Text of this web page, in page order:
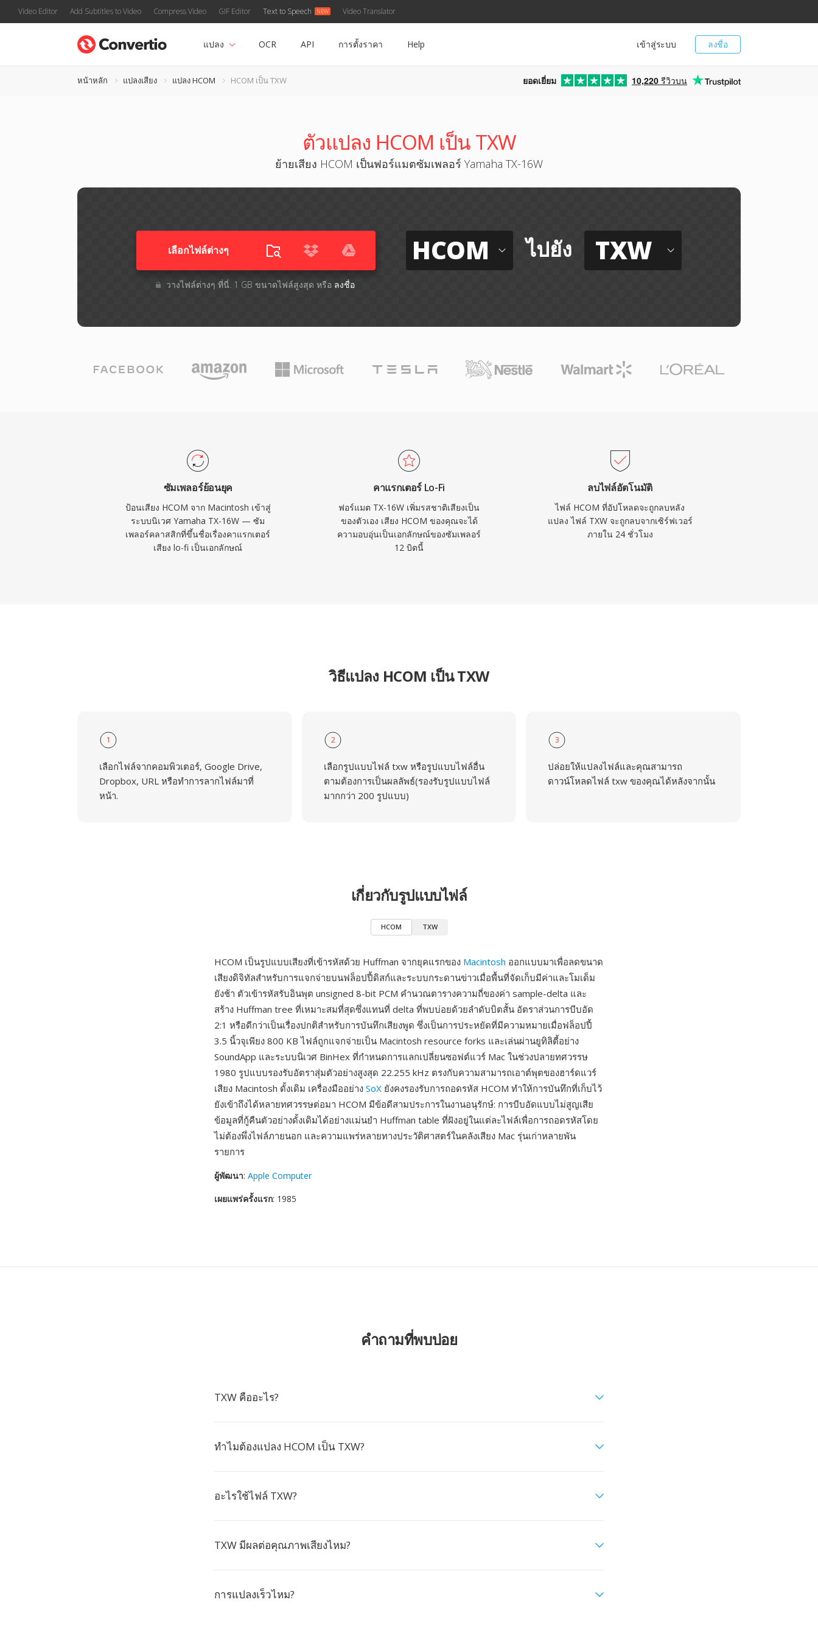
Video Editor Add Subtitles to Video Compress Video GIF Editor Text to Speech Video Translator
ลงชื่อ
เข้าสู่ระบบ
แปลง OCR API การตั้งราคา Help
หน้าหลัก แปลงเสียง แปลง HCOM HCOM เป็น TXW ยอดเยี่ยม 10,220 รีวิวบน
ตัวแปลง HCOM เป็น TXW
ย้ายเสียง HCOM เป็นฟอร์แมตซัมเพลอร์ Yamaha TX-16W
เลือกไฟล์ต่างๆ​
วางไฟล์ต่างๆ​ ที่นี่. 1 GB ขนาดไฟล์สูงสุด หรือ ลงชื่อ
HCOM ไปยัง TXW
ซัมเพลอร์ย้อนยุค
ป้อนเสียง HCOM จาก Macintosh เข้าสู่
ระบบนิเวศ Yamaha TX-16W — ซัม
เพลอร์คลาสสิกที่ขึ้นชื่อเรื่องคาแรกเตอร์
เสียง lo-fi เป็นเอกลักษณ์
คาแรกเตอร์ Lo-Fi
ฟอร์แมต TX-16W เพิ่มรสชาติเสียงเป็น
ของตัวเอง เสียง HCOM ของคุณจะได้
ความอบอุ่นเป็นเอกลักษณ์ของซัมเพลอร์
12 บิตนี้
ลบไฟล์อัตโนมัติ
ไฟล์ HCOM ที่อัปโหลดจะถูกลบหลัง
แปลง ไฟล์ TXW จะถูกลบจากเซิร์ฟเวอร์
ภายใน 24 ชั่วโมง
วิธีแปลง HCOM เป็น TXW
1
เลือกไฟล์จากคอมพิวเตอร์, Google Drive,
Dropbox, URL หรือทำการลากไฟล์มาที่
หน้า.
2
เลือกรูปแบบไฟล์ txw หรือรูปแบบไฟล์อื่น
ตามต้องการเป็นผลลัพธ์(รองรับรูปแบบไฟล์
มากกว่า 200 รูปแบบ)
3
ปล่อยให้แปลงไฟล์และคุณสามารถ
ดาวน์โหลดไฟล์ txw ของคุณได้หลังจากนั้น
เกี่ยวกับรูปแบบไฟล์
HCOM TXW
HCOM เป็นรูปแบบเสียงที่เข้ารหัสด้วย Huffman จากยุคแรกของ Macintosh ออกแบบมาเพื่อลดขนาด
เสียงดิจิทัลสำหรับการแจกจ่ายบนฟล็อปปี้ดิสก์และระบบกระดานข่าวเมื่อพื้นที่จัดเก็บมีค่าและโมเด็ม
ยังช้า ตัวเข้ารหัสรับอินพุต unsigned 8-bit PCM คำนวณตารางความถี่ของค่า sample-delta และ
สร้าง Huffman tree ที่เหมาะสมที่สุดซึ่งแทนที่ delta ที่พบบ่อยด้วยลำดับบิตสั้น อัตราส่วนการบีบอัด
2:1 หรือดีกว่าเป็นเรื่องปกติสำหรับการบันทึกเสียงพูด ซึ่งเป็นการประหยัดที่มีความหมายเมื่อฟล็อปปี้
3.5 นิ้วจุเพียง 800 KB ไฟล์ถูกแจกจ่ายเป็น Macintosh resource forks และเล่นผ่านยูทิลิตี้อย่าง
SoundApp และระบบนิเวศ BinHex ที่กำหนดการแลกเปลี่ยนซอฟต์แวร์ Mac ในช่วงปลายทศวรรษ
1980 รูปแบบรองรับอัตราสุ่มตัวอย่างสูงสุด 22.255 kHz ตรงกับความสามารถเอาต์พุตของฮาร์ดแวร์
เสียง Macintosh ดั้งเดิม เครื่องมืออย่าง SoX ยังคงรองรับการถอดรหัส HCOM ทำให้การบันทึกที่เก็บไว้
ยังเข้าถึงได้หลายทศวรรษต่อมา HCOM มีข้อดีสามประการในงานอนุรักษ์: การบีบอัดแบบไม่สูญเสีย
ข้อมูลที่กู้คืนตัวอย่างดั้งเดิมได้อย่างแม่นยำ Huffman table ที่ฝังอยู่ในแต่ละไฟล์เพื่อการถอดรหัสโดย
ไม่ต้องพึ่งไฟล์ภายนอก และความแพร่หลายทางประวัติศาสตร์ในคลังเสียง Mac รุ่นเก่าหลายพัน
รายการ
ผู้พัฒนา: Apple Computer
เผยแพร่ครั้งแรก: 1985
คำถามที่พบบ่อย
TXW คืออะไร?
ทำไมต้องแปลง HCOM เป็น TXW?
อะไรใช้ไฟล์ TXW?
TXW มีผลต่อคุณภาพเสียงไหม?
การแปลงเร็วไหม?